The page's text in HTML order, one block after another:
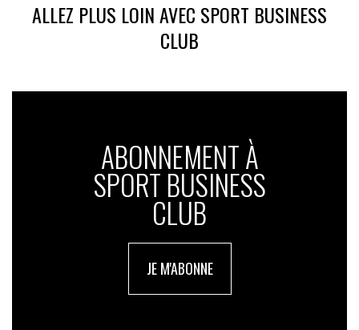
ALLEZ PLUS LOIN AVEC SPORT BUSINESS
CLUB
ABONNEMENT À
SPORT BUSINESS
CLUB
JE M'ABONNE